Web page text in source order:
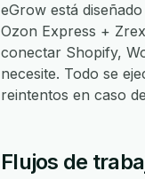
eGrow está
Ozon Express +
conectar Shopify,
necesite. Todo se
reintentos en caso
Flujos de